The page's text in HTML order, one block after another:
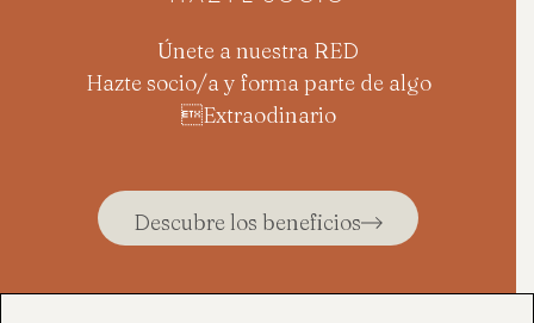
Únete a nuestra RED
Hazte socio/a y forma parte de algo
Extraodinario
Descubre los beneficios